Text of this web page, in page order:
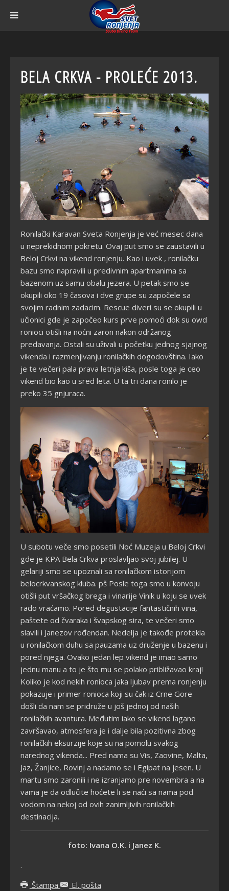
BELA CRKVA - PROLEĆE 2013.
Ronilački Karavan Sveta Ronjenja je već mesec dana
u neprekidnom pokretu. Ovaj put smo se zaustavili u
Beloj Crkvi na vikend ronjenju. Kao i uvek , ronilačku
bazu smo napravili u predivnim apartmanima sa
bazenom uz samu obalu jezera. U petak smo se
okupili oko 19 časova i dve grupe su započele sa
svojim radnim zadacim. Rescue diveri su se okupili u
učionici gde je započeo kurs prve pomoći dok su owd
ronioci otišli na noćni zaron nakon održanog
predavanja. Ostali su uživali u početku jednog sjajnog
vikenda i razmenjivanju ronilačkih dogodovština. Iako
je te večeri pala prava letnja kiša, posle toga je ceo
vikend bio kao u sred leta. U ta tri dana ronilo je
preko 35 gnjuraca.
U subotu veče smo posetili Noć Muzeja u Beloj Crkvi
gde je KPA Bela Crkva proslavljao svoj jubilej. U
gelariji smo se upoznali sa ronilačkom istorijom
belocrkvanskog kluba. pš Posle toga smo u konvoju
otišli put vršačkog brega i vinarije Vinik u koju se uvek
rado vraćamo. Pored degustacije fantastičnih vina,
paštete od čvaraka i švapskog sira, te večeri smo
slavili i Janezov rođendan. Nedelja je takođe protekla
u ronilačkom duhu sa pauzama uz druženje u bazenu i
pored njega. Ovako jedan lep vikend je imao samo
jednu manu a to je što mu se polako približavao kraj!
Koliko je kod nekih ronioca jaka ljubav prema ronjenju
pokazuje i primer ronioca koji su čak iz Crne Gore
došli da nam se pridruže u još jednoj od naših
ronilačkih avantura. Međutim iako se vikend lagano
završavao, atmosfera je i dalje bila pozitivna zbog
ronilačkih eksurzije koje su na pomolu svakog
narednog vikenda... Pred nama su Vis, Zaovine, Malta,
Jaz, Žanjice, Rovinj a nadamo se i Egipat na jesen. U
martu smo zaronili i ne izranjamo pre novembra a na
vama je da odlučite hoćete li se naći sa nama pod
vodom na nekoj od ovih zanimljivih ronilačkih
destinacija.
foto: Ivana O.K. i Janez K.
.
Štampa
El. pošta